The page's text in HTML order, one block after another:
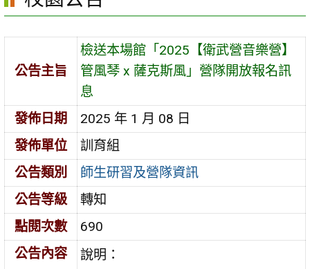
公告主旨
檢送本場館「2025【衛武營音樂營】
管風琴 x 薩克斯風」營隊開放報名訊
息
發佈日期
2025 年 1 月 08 日
發佈單位
訓育組
公告類別
師生研習及營隊資訊
公告等級
轉知
點閱次數
690
公告內容
說明：